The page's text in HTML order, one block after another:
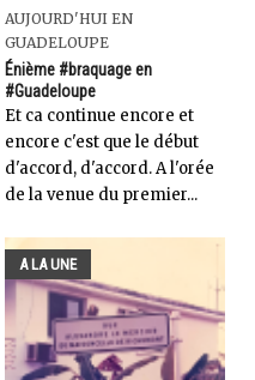
AUJOURD'HUI EN
GUADELOUPE
Énième #braquage en
#Guadeloupe
Et ca continue encore et
encore c'est que le début
d'accord, d'accord. A l'orée
de la venue du premier...
A LA UNE